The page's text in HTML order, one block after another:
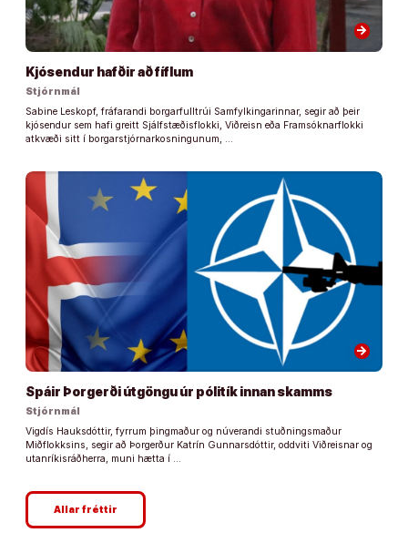
arrow_forward
Kjósendur hafðir að fíflum
Stjórnmál
Sabine Leskopf, fráfarandi borgarfulltrúi Samfylkingarinnar, segir að þeir
kjósendur sem hafi greitt Sjálfstæðisflokki, Viðreisn eða Framsóknarflokki
atkvæði sitt í borgarstjórnarkosningunum, …
arrow_forward
Spáir Þorgerði útgöngu úr pólitík innan skamms
Stjórnmál
Vigdís Hauksdóttir, fyrrum þingmaður og núverandi stuðningsmaður
Miðflokksins, segir að Þorgerður Katrín Gunnarsdóttir, oddviti Viðreisnar og
utanríkisráðherra, muni hætta í …
Allar fréttir